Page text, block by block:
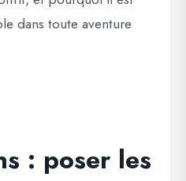
dans toute aventure
: poser les